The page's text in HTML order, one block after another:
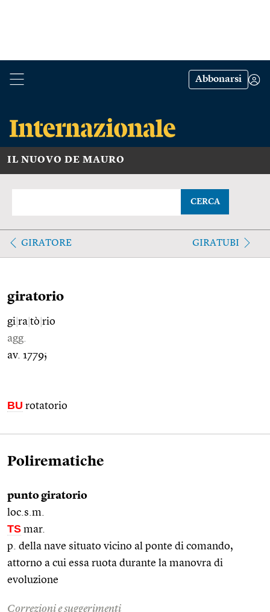
Abbonarsi
IL NUOVO DE MAURO
CERCA
GIRATORE GIRATUBI
giratorio
gi ra tò rio
agg.
av. 1779;
BU rotatorio
Polirematiche
punto giratorio
loc.s.m.
TS mar.
p. della nave situato vicino al ponte di comando,
attorno a cui essa ruota durante la manovra di
evoluzione
Correzioni e suggerimenti